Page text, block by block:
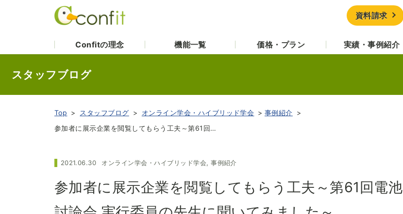
資料請求
Confitの理念 機能一覧 価格・プラン 実績・事例紹介
スタッフブログ
Top スタッフブログ オンライン学会・ハイブリッド学会
事例紹介
参加者に展示企業を閲覧してもらう工夫～第61回電池討論会 実行委員の先生に聞いてみました～
2021.06.30 オンライン学会・ハイブリッド学会,事例紹介
参加者に展示企業を閲覧してもらう工夫～第61回電池